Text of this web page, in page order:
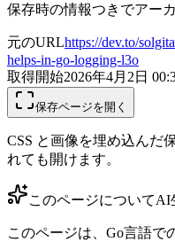
保存時の情報つきでアー
元のURLhttps://dev.to/
helps-in-go-logging-l3o
取得開始2026年4月2日
保存ページを開く
CSS と画像を埋め込んだ
れても開けます。
このページについてAI
このページは、Go言語で